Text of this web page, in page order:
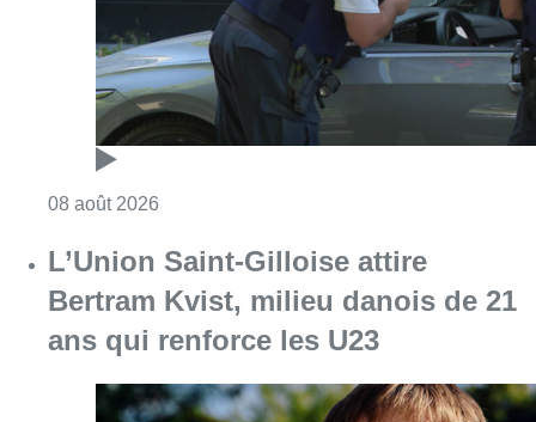
08 août 2026
L’Union Saint-Gilloise attire
Bertram Kvist, milieu danois de 21
ans qui renforce les U23